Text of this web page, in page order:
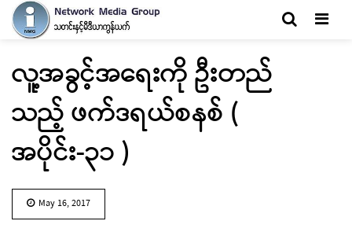
လူ့အခွင့်အရေးကို ဦးတည်
သည့် ဖက်ဒရယ်စနစ် (
အပိုင်း-၃၁ )
May 16, 2017